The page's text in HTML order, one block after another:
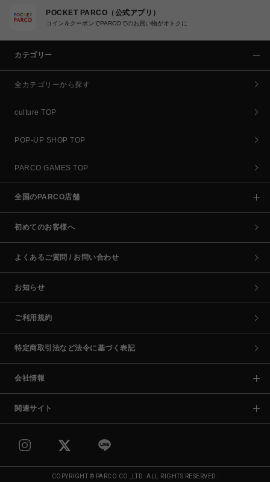
POCKET PARCO（公式アプリ）
コイン＆クーポンでPARCOでのお買い物がオトクに
カテゴリー
全カテゴリーから探す
culture TOP
POP-UP SHOP TOP
PARCO GAMES TOP
全国のPARCO店舗
初めてのお客様へ
よくあるご質問 / お問い合わせ
お知らせ
ご利用規約
特定商取引法など法令に基づく表記
会社情報
関連サイト
COPYRIGHT © PARCO CO.,LTD. ALL RIGHTS RESERVED.